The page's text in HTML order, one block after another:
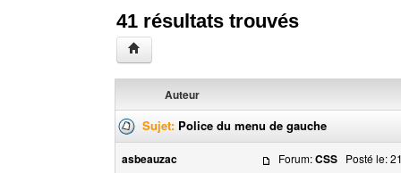
41 résultats trouvés
Auteur
Sujet: Police du menu de gauche
asbeauzac Forum:CSS Posté le: